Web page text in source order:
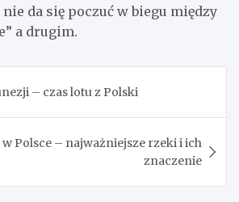
nie da się poczuć w biegu między
a drugim.
– czas lotu z Polski
Polsce – najważniejsze rzeki i ich
znaczenie